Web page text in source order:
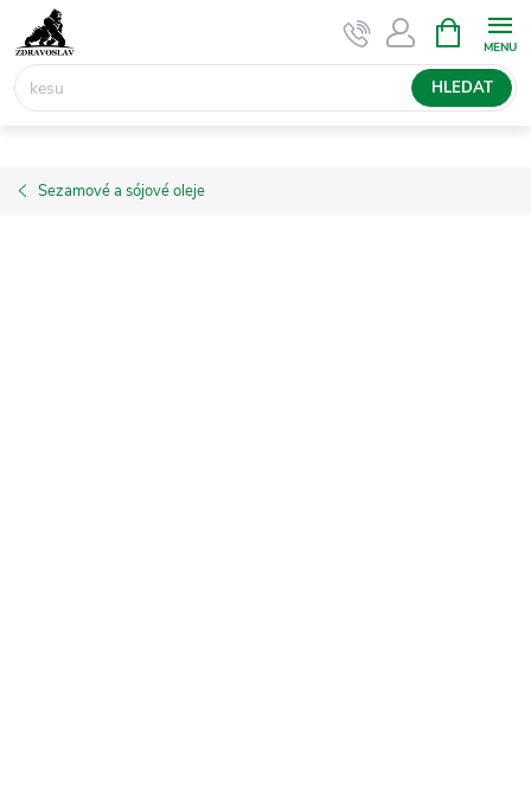
na
obsah
HLEDAT
NÁKUPNÍ
KOŠÍK
Sezamové a sójové oleje